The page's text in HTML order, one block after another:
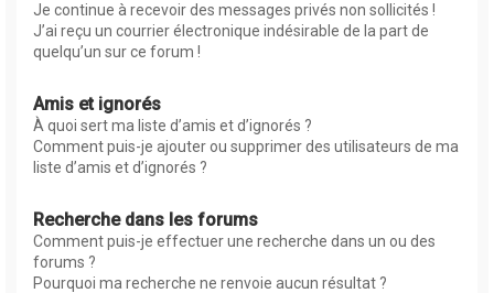
Je continue à recevoir des messages privés non sollicités !
J’ai reçu un courrier électronique indésirable de la part de
quelqu’un sur ce forum !
Amis et ignorés
À quoi sert ma liste d’amis et d’ignorés ?
Comment puis-je ajouter ou supprimer des utilisateurs de ma
liste d’amis et d’ignorés ?
Recherche dans les forums
Comment puis-je effectuer une recherche dans un ou des
forums ?
Pourquoi ma recherche ne renvoie aucun résultat ?